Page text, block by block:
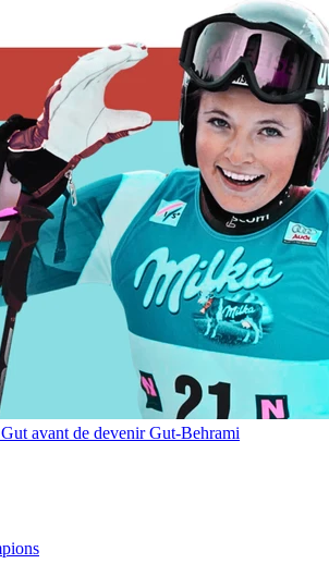
avant de devenir Gut-Behrami